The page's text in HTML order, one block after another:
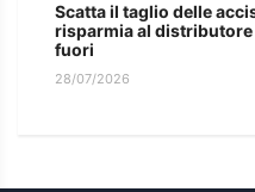
Scatta il taglio delle
risparmia al distributore
fuori
28/07/2026